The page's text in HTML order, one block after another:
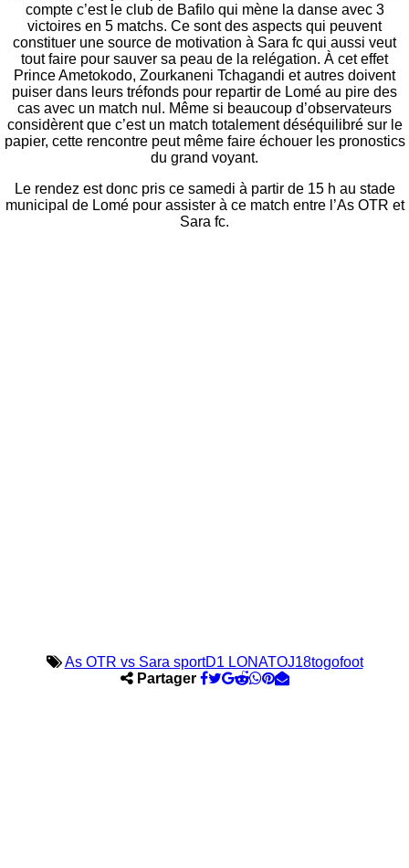
compte c’est le club de Bafilo qui mène la danse avec 3
victoires en 5 matchs. Ce sont des aspects qui peuvent
constituer une source de motivation à Sara fc qui aussi veut
tout faire pour sauver sa peau de la relégation. À cet effet
Prince Ametokodo, Zourkaneni Tchagandi et autres doivent
puiser dans leurs tréfonds pour repartir de Lomé au pire des
cas avec un match nul. Même si beaucoup d’observateurs
considèrent que c’est un match totalement déséquilibré sur le
papier, cette rencontre peut même faire échouer les pronostics
du grand voyant.
Le rendez est donc pris ce samedi à partir de 15 h au stade
municipal de Lomé pour assister à ce match entre l’As OTR et
Sara fc.
As OTR vs Sara sportD1 LONATOJ18togofoot
Partager